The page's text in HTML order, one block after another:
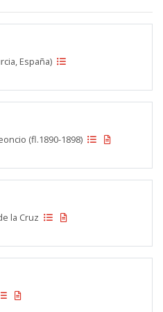
España)
(fl.1890-1898)
la Cruz